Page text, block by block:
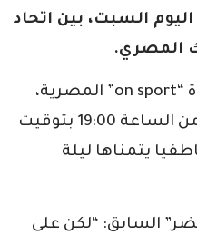
السبت، بين اتحاد
المصري.
وفي تصريحات خص بها قناة “on sport” المصرية،
قبل الصدام المرتقب بداية من الساعة 19:00 بتوقيت
يتمناها ليلة
السابق: “لكن على